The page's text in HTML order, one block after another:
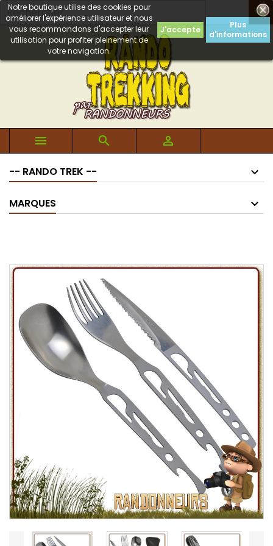

Notre boutique utilise des cookies pour
améliorer l'expérience utilisateur et nous
vous recommandons d'accepter leur
utilisation pour profiter pleinement de
votre navigation.
J'accepte
Plus
d'informations
  
-- RANDO TREK --
MARQUES